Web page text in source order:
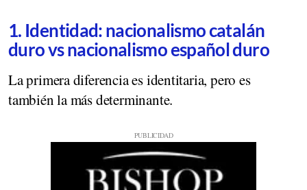
1. Identidad: nacionalismo catalán
duro vs nacionalismo español duro
La primera diferencia es identitaria, pero es
también la más determinante.